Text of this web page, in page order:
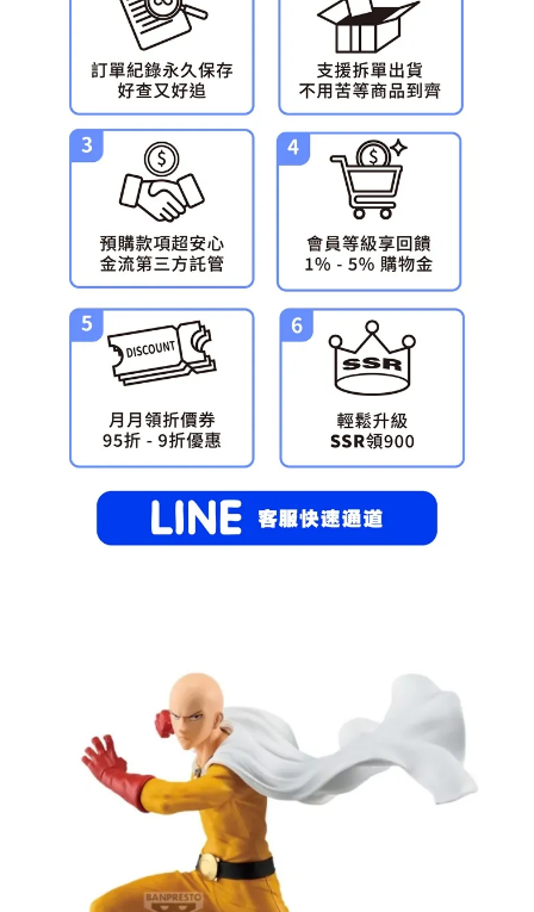
東海門市自取，需自備購物袋取貨唷。